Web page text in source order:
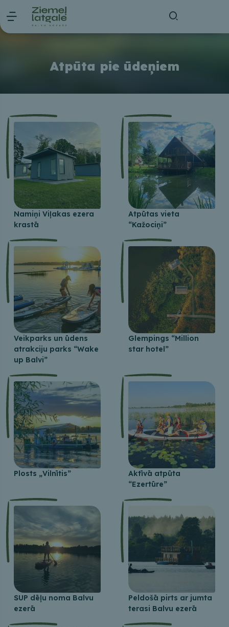
Atpūta pie ūdeņiem
Namiņi Viļakas ezera
krastā
Atpūtas vieta
“Kažociņi”
Veikparks un ūdens
atrakciju parks “Wake
up Balvi”
Glempings “Million
star hotel”
Plosts „Vilnītis”
Aktīvā atpūta
“Ezertūre”
SUP dēļu noma Balvu
ezerā
Peldošā pirts ar jumta
terasi Balvu ezerā